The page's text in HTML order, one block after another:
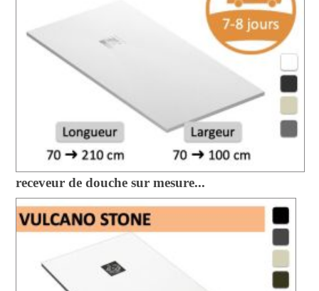
receveur de douche sur mesure...